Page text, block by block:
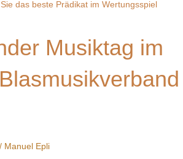
das beste Prädikat im Wertungsspiel
Musiktag im
/ Manuel Epli